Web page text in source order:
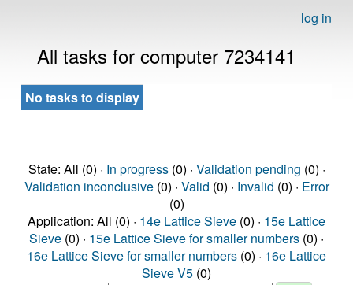
log in
All tasks for computer 7234141
No tasks to display
State: All (0) · In progress(0) · Validation pending (0) ·
Validation inconclusive(0) · Valid (0) · Invalid (0) · Error
(0)
Application: All (0) · 14e Lattice Sieve (0) · 15e Lattice
Sieve (0) · 15e Lattice Sieve for smaller numbers (0) ·
16e Lattice Sieve for smaller numbers (0) · 16e Lattice
Sieve V5 (0)